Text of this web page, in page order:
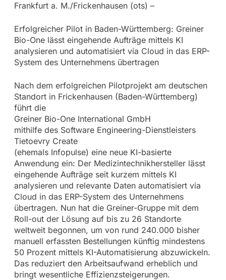
Frankfurt a. M./Frickenhausen (ots) –
Erfolgreicher Pilot in Baden-Württemberg: Greiner
Bio-One lässt eingehende Aufträge mittels KI
analysieren und automatisiert via Cloud in das ERP-
System des Unternehmens übertragen
Nach dem erfolgreichen Pilotprojekt am deutschen
Standort in Frickenhausen (Baden-Württemberg)
führt die
Greiner Bio-One International GmbH
mithilfe des Software Engineering-Dienstleisters
Tietoevry Create
(ehemals Infopulse) eine neue KI-basierte
Anwendung ein: Der Medizintechnikhersteller lässt
eingehende Aufträge seit kurzem mittels KI
analysieren und relevante Daten automatisiert via
Cloud in das ERP-System des Unternehmens
übertragen. Nun hat die Greiner-Gruppe mit dem
Roll-out der Lösung auf bis zu 26 Standorte
weltweit begonnen, um von rund 240.000 bisher
manuell erfassten Bestellungen künftig mindestens
50 Prozent mittels KI-Automatisierung abzuwickeln.
Das reduziert den Arbeitsaufwand erheblich und
bringt wesentliche Effizienzsteigerungen.